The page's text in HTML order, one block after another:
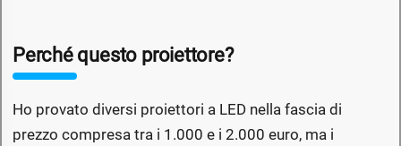
Perché questo proiettore?
Ho provato diversi proiettori a LED nella fascia di
prezzo compresa tra i 1.000 e i 2.000 euro, ma i